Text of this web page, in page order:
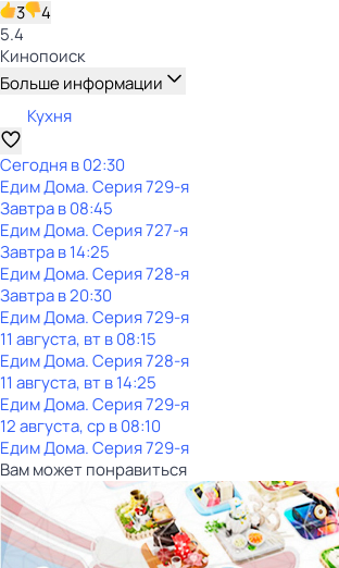
3
4
5.4
Кинопоиск
Больше информации
Кухня
Сегодня в 02:30
Едим Дома. Серия 729-я
Завтра в 08:45
Едим Дома. Серия 727-я
Завтра в 14:25
Едим Дома. Серия 728-я
Завтра в 20:30
Едим Дома. Серия 729-я
11 августа, вт в 08:15
Едим Дома. Серия 728-я
11 августа, вт в 14:25
Едим Дома. Серия 729-я
12 августа, ср в 08:10
Едим Дома. Серия 729-я
Вам может понравиться